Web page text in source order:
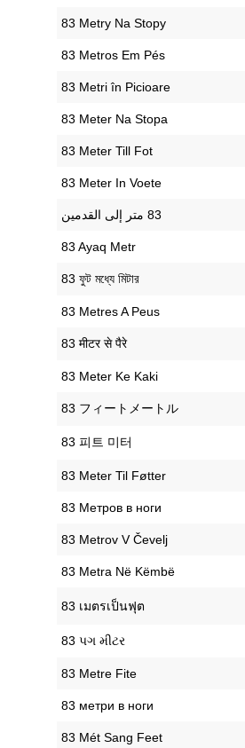
‎83 Metry Na Stopy
‎83 Metros Em Pés
‎83 Metri în Picioare
‎83 Meter Na Stopa
‎83 Meter Till Fot
‎83 Meter In Voete
‎83 Ayaq Metr
‎83 ফুট মধ্যে মিটার
‎83 Metres A Peus
‎83 मीटर से पैरे
‎83 Meter Ke Kaki
‎83 フィートメートル
‎83 피트 미터
‎83 Meter Til Føtter
‎83 Метров в ноги
‎83 Metrov V Čevelj
‎83 Metra Në Këmbë
‎83 เมตรเป็นฟุต
‎83 પગ મીટર
‎83 Metre Fite
‎83 метри в ноги
‎83 Mét Sang Feet